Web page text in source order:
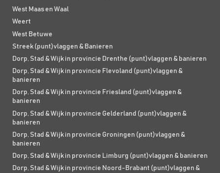
West Maas en Waal
Weert
West Betuwe
Streek (punt)vlaggen & Banieren
Dorp, Stad & Wijk in provincie Drenthe (punt)vlaggen & banieren
Dorp, Stad & Wijk in provincie Flevoland (punt)vlaggen &
banieren
Dorp, Stad & Wijk in provincie Friesland (punt)vlaggen &
banieren
Dorp, Stad & Wijk in provincie Gelderland (punt)vlaggen &
banieren
Dorp, Stad & Wijk in provincie Groningen (punt)vlaggen &
banieren
Dorp, Stad & Wijk in provincie Limburg (punt)vlaggen & banieren
Dorp, Stad & Wijk in provincie Noord-Brabant (punt)vlaggen &